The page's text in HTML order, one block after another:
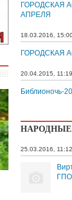
ГОРОДСКАЯ
АПРЕЛЯ
18.03.2016,
ГОРОДСКАЯ
20.04.2015, 11:19
Библионочь-
25.03.2016, 11:12